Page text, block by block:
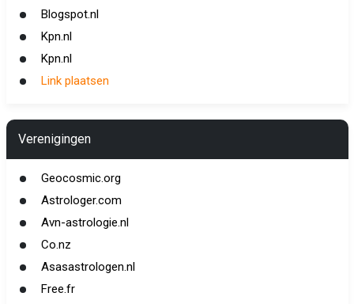
Blogspot.nl
Kpn.nl
Kpn.nl
Link plaatsen
Verenigingen
Geocosmic.org
Astrologer.com
Avn-astrologie.nl
Co.nz
Asasastrologen.nl
Free.fr